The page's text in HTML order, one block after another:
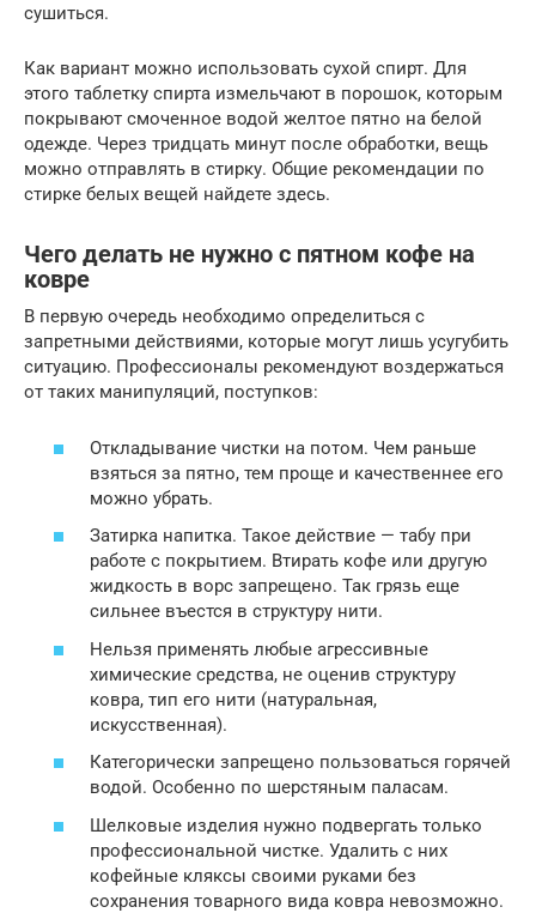
сушиться.
Как вариант можно использовать сухой спирт. Для
этого таблетку спирта измельчают в порошок, которым
покрывают смоченное водой желтое пятно на белой
одежде. Через тридцать минут после обработки, вещь
можно отправлять в стирку. Общие рекомендации по
стирке белых вещей найдете здесь.
Чего делать не нужно с пятном кофе на
ковре
В первую очередь необходимо определиться с
запретными действиями, которые могут лишь усугубить
ситуацию. Профессионалы рекомендуют воздержаться
от таких манипуляций, поступков:
Откладывание чистки на потом. Чем раньше
взяться за пятно, тем проще и качественнее его
можно убрать.
Затирка напитка. Такое действие — табу при
работе с покрытием. Втирать кофе или другую
жидкость в ворс запрещено. Так грязь еще
сильнее въестся в структуру нити.
Нельзя применять любые агрессивные
химические средства, не оценив структуру
ковра, тип его нити (натуральная,
искусственная).
Категорически запрещено пользоваться горячей
водой. Особенно по шерстяным паласам.
Шелковые изделия нужно подвергать только
профессиональной чистке. Удалить с них
кофейные кляксы своими руками без
сохранения товарного вида ковра невозможно.